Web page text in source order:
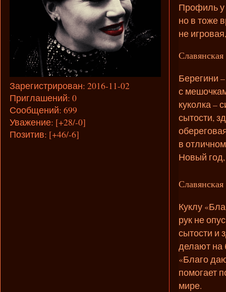
Зарегистрирован: 2016-11-02
Приглашений: 0
Сообщений: 699
Уважение: [+28/-0]
Позитив: [+46/-6]
Профиль у
но в тоже
не
Берегини
с
куколка –
сытости,
в
Новый
Славянская
Куклу
рук не
сытости и
делают на
«Благо
помогает
мире.